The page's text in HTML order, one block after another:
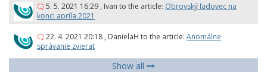
5. 5. 2021 16:29 , Ivan to the article: Obrovský ľadovec na
konci apríla 2021
22. 4. 2021 20:18 , DanielaH to the article: Anomálne
správanie zvierat
Show all